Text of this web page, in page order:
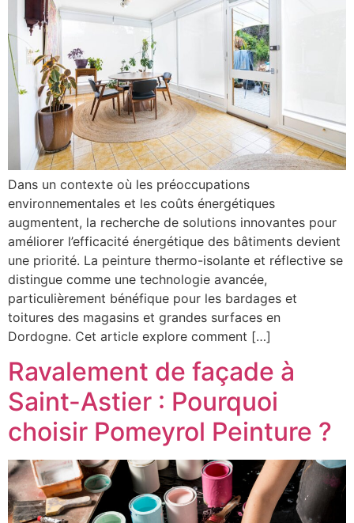
Dans un contexte où les préoccupations
environnementales et les coûts énergétiques
augmentent, la recherche de solutions innovantes pour
améliorer l’efficacité énergétique des bâtiments devient
une priorité. La peinture thermo-isolante et réflective se
distingue comme une technologie avancée,
particulièrement bénéfique pour les bardages et
toitures des magasins et grandes surfaces en
Dordogne. Cet article explore comment […]
Ravalement de façade à
Saint-Astier : Pourquoi
choisir Pomeyrol Peinture ?